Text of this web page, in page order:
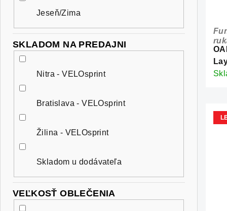
Jeseň/Zima
SKLADOM NA PREDAJNI
Nitra - VELOsprint
Bratislava - VELOsprint
Žilina - VELOsprint
Skladom u dodávateľa
VEĽKOSŤ OBLEČENIA